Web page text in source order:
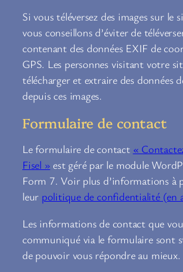
Si vous téléversez des images sur le
vous conseillons d’éviter de
contenant des données EXIF de
GPS. Les personnes visitant votre
télécharger et extraire des données
depuis ces images.
Formulaire de contact
Le formulaire de contact «
Fisel » est géré par le module
Form 7. Voir plus d’informations à
leur politique de confidentialité (en
Les informations de contact que
communiqué via le formulaire sont
de pouvoir vous répondre au mieux.